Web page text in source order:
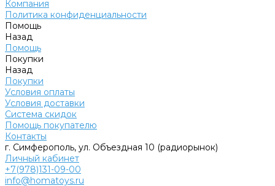
Компания
Политика конфиденциальности
Помощь
Назад
Помощь
Покупки
Назад
Покупки
Условия оплаты
Условия доставки
Система скидок
Помощь покупателю
Контакты
г. Симферополь, ул. Объездная 10 (радиорынок)
Личный кабинет
+7(978)131-09-00
info@homatoys.ru